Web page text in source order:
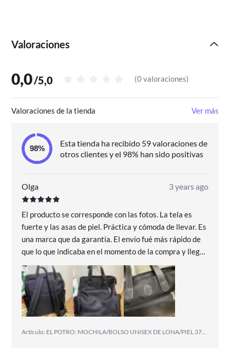
Valoraciones
0,0/5,0 (0 valoraciones)
Valoraciones de la tienda Ver más
Esta tienda ha recibido 59 valoraciones de
otros clientes y el 98% han sido positivas
Olga 3 years ago
El producto se corresponde con las fotos. La tela es
fuerte y las asas de piel. Práctica y cómoda de llevar. Es
una marca que da garantía. El envío fué más rápido de
que lo que indicaba en el momento de la compra y llegó
muy bien embalado y protegido. Además con el
descuento de los días de cumpleaños de Miravía se
quedaba muy bien de precio.
Artículo: EL POTRO: MOCHILA/BOLSO UNISEX DE LONA/PIEL 3710-PARIS-NEGRO El Potro